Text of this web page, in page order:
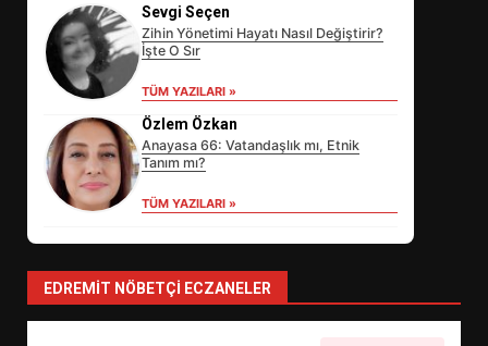
Sevgi Seçen
Zihin Yönetimi Hayatı Nasıl Değiştirir?
İşte O Sır
TÜM YAZILARI »
Özlem Özkan
Anayasa 66: Vatandaşlık mı, Etnik
Tanım mı?
TÜM YAZILARI »
EDREMIT NÖBETÇI ECZANELER
3
EİB’DE KRİTİK ATAMA:
SÜRDÜRÜLEBİLİRLİKTE NE
DEĞİŞECEK?
4